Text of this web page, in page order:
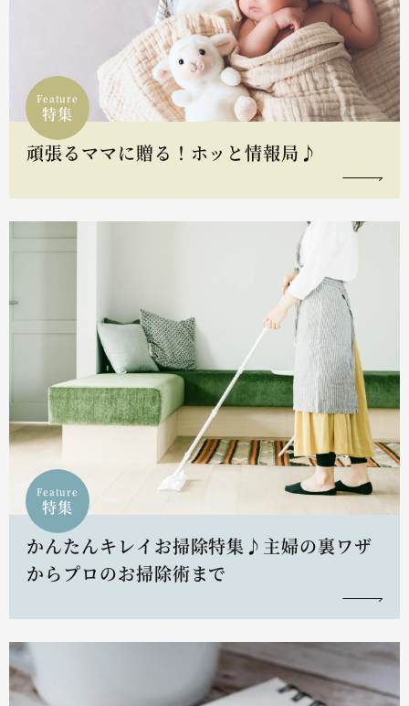
Feature
特集
頑張るママに贈る！ホッと情報局♪
Feature
特集
かんたんキレイお掃除特集♪主婦の裏ワザ
からプロのお掃除術まで